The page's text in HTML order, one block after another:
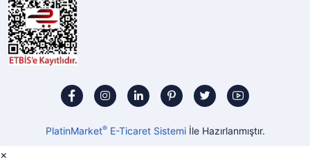
PlatinMarket®E-Ticaret Sistemiİle Hazırlanmıştır.
×